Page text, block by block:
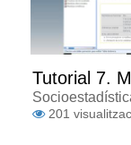
Tutorial 7.
201